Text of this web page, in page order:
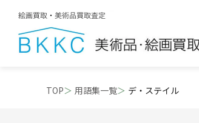
TOP 用語集一覧 デ・ステイル